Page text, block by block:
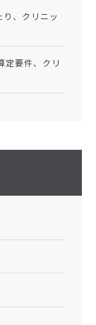
、クリニッ
定要件、クリ